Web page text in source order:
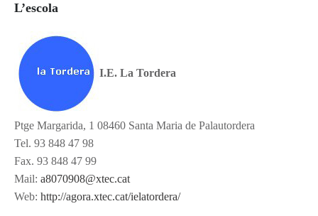
L’escola
I.E. La Tordera
Ptge Margarida, 1 08460 Santa Maria de Palautordera
Tel. 93 848 47 98
Fax. 93 848 47 99
Mail: a8070908@xtec.cat
Web: http://agora.xtec.cat/ielatordera/